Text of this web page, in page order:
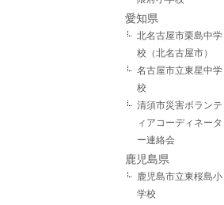
愛知県
北名古屋市栗島中学
校（北名古屋市）
名古屋市立東星中学
校
清須市災害ボランテ
ィアコーディネータ
ー連絡会
鹿児島県
鹿児島市立東桜島小
学校